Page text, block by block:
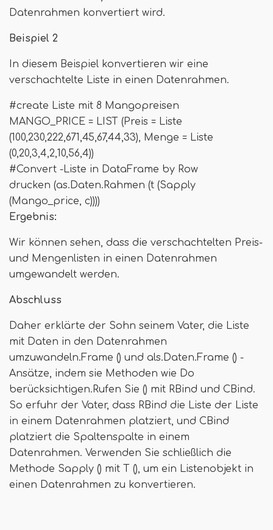
Datenrahmen konvertiert wird.
Beispiel 2
In diesem Beispiel konvertieren wir eine
verschachtelte Liste in einen Datenrahmen.
#create Liste mit 8 Mangopreisen
MANGO_PRICE = LIST (Preis = Liste
(100,230,222,671,45,67,44,33), Menge = Liste
(0,20,3,4,2,10,56,4))
#Convert -Liste in DataFrame by Row
drucken (as.Daten.Rahmen (t (Sapply
(Mango_price, c))))
Ergebnis:
Wir können sehen, dass die verschachtelten Preis-
und Mengenlisten in einen Datenrahmen
umgewandelt werden.
Abschluss
Daher erklärte der Sohn seinem Vater, die Liste
mit Daten in den Datenrahmen
umzuwandeln.Frame () und als.Daten.Frame () -
Ansätze, indem sie Methoden wie Do
berücksichtigen.Rufen Sie () mit RBind und CBind.
So erfuhr der Vater, dass RBind die Liste der Liste
in einem Datenrahmen platziert, und CBind
platziert die Spaltenspalte in einem
Datenrahmen. Verwenden Sie schließlich die
Methode Sapply () mit T (), um ein Listenobjekt in
einen Datenrahmen zu konvertieren.